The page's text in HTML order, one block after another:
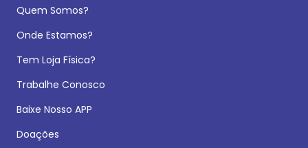
Quem Somos?
Onde Estamos?
Tem Loja Física?
Trabalhe Conosco
Baixe Nosso APP
Doações